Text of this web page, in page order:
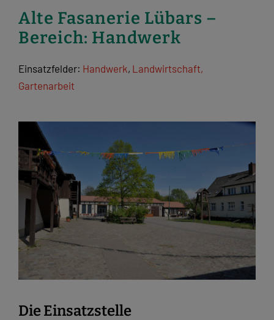
Alte Fasanerie Lübars –
Bereich: Handwerk
Einsatzfelder: Handwerk, Landwirtschaft,
Gartenarbeit
Die Einsatzstelle